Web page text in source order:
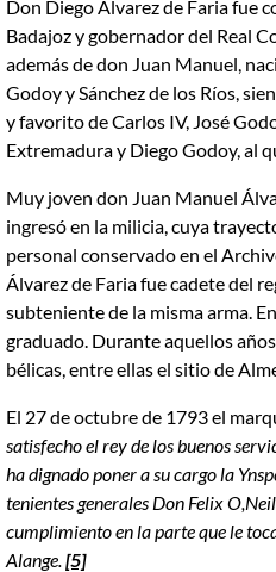
Don Diego Álvarez de Faria fue
Badajoz y gobernador del Real
además de don Juan Manuel,
Godoy y Sánchez de los Ríos,
y favorito de Carlos IV, José
Extremadura y Diego Godoy, al
Muy joven don Juan Manuel
ingresó en la milicia, cuya
personal conservado en el
Álvarez de Faria fue cadete del
subteniente de la misma arma.
graduado. Durante aquellos
bélicas, entre ellas el sitio de
El 27 de octubre de 1793 el
satisfecho el rey de los buenos
ha dignado poner a su cargo la
tenientes generales Don Felix
cumplimiento en la parte que le
Alange.[5]